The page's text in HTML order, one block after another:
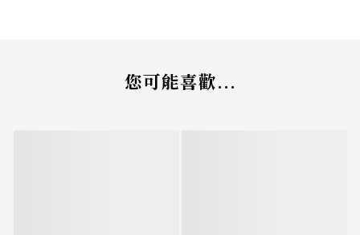
您可能喜歡...